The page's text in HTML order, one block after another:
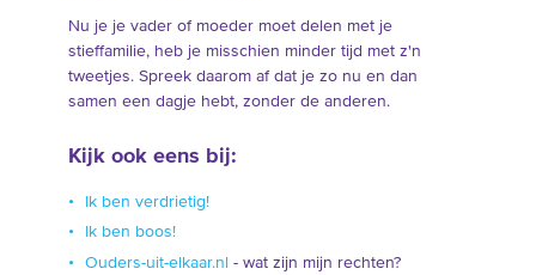
Nu je je vader of moeder moet delen met je
stieffamilie, heb je misschien minder tijd met z'n
tweetjes. Spreek daarom af dat je zo nu en dan
samen een dagje hebt, zonder de anderen.
Kijk ook eens bij:
Ik ben verdrietig!
Ik ben boos!
Ouders-uit-elkaar.nl - wat zijn mijn rechten?